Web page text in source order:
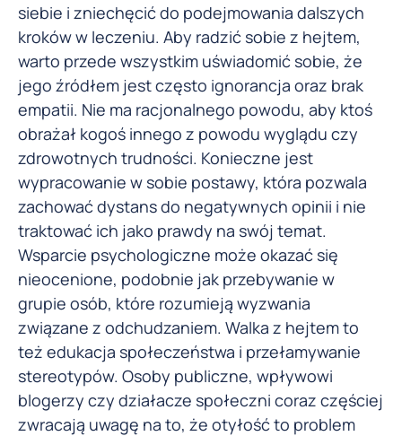
siebie i zniechęcić do podejmowania dalszych
kroków w leczeniu. Aby radzić sobie z hejtem,
warto przede wszystkim uświadomić sobie, że
jego źródłem jest często ignorancja oraz brak
empatii. Nie ma racjonalnego powodu, aby ktoś
obrażał kogoś innego z powodu wyglądu czy
zdrowotnych trudności. Konieczne jest
wypracowanie w sobie postawy, która pozwala
zachować dystans do negatywnych opinii i nie
traktować ich jako prawdy na swój temat.
Wsparcie psychologiczne może okazać się
nieocenione, podobnie jak przebywanie w
grupie osób, które rozumieją wyzwania
związane z odchudzaniem. Walka z hejtem to
też edukacja społeczeństwa i przełamywanie
stereotypów. Osoby publiczne, wpływowi
blogerzy czy działacze społeczni coraz częściej
zwracają uwagę na to, że otyłość to problem